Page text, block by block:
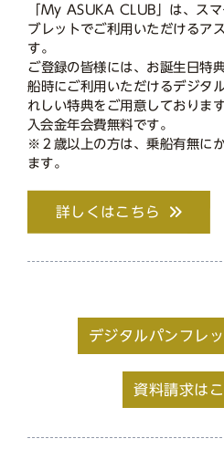
「My ASUKA CLUB」は、ス
ブレットでご利用いただけるア
す。
ご登録の皆様には、お誕生日特
船時にご利用いただけるデジタ
れしい特典をご用意しております
入会金年会費無料です。
※２歳以上の方は、乗船有無に
ます。
詳しくはこちら
デジタルパンフレ
資料請求は